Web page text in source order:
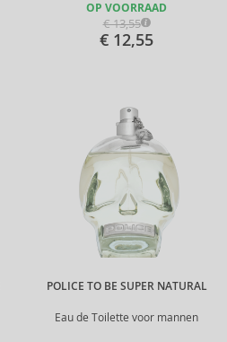
OP VOORRAAD
€ 13,55
€ 12,55
POLICE TO BE SUPER NATURAL
Eau de Toilette voor mannen